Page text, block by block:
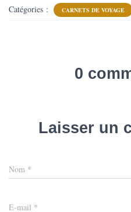
Catégories : CARNETS DE VOYAGE
0
Laisser un
Nom *
E-mail *